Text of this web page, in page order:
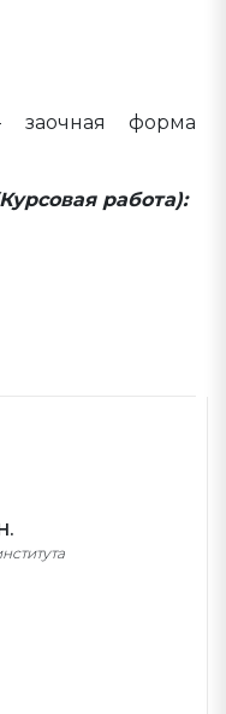
заочная форма
работа):